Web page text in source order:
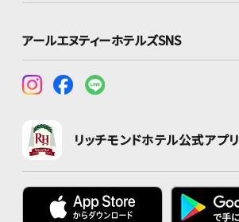
アールエヌティーホテルズSNS
リッチモンドホテル公式アプリ